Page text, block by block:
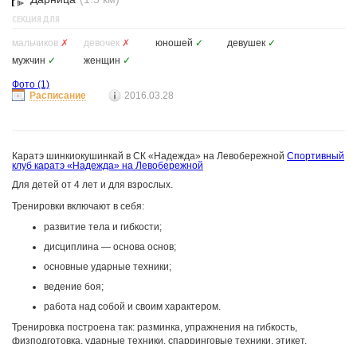
СЕКЦИЯ ДЛЯ
мальчиков ✗ девочек ✗ юношей ✓ девушек ✓
мужчин ✓ женщин ✓
Фото (1)
Расписание
2016.03.28
Каратэ шинкиокушинкай в СК «Надежда» на Левобережной Спортивный
клуб каратэ «Надежда» на Левобережной
Для детей от 4 лет и для взрослых.
Тренировки включают в себя:
развитие тела и гибкости;
дисциплина — основа основ;
основные ударные техники;
ведение боя;
работа над собой и своим характером.
Тренировка построена так: разминка, упражнения на гибкость,
физподготовка, ударные техники, спарринговые техники, этикет.